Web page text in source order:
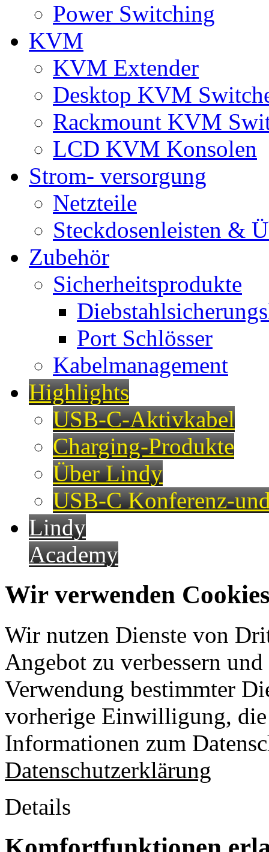
Power Switching
KVM
KVM Extender
Desktop KVM
Rackmount KVM
LCD KVM Konsolen
Strom- versorgung
Netzteile
Steckdosenleisten &
Zubehör
Sicherheitsprodukte
Port Schlösser
Kabelmanagement
Highlights
USB-C-Aktivkabel
Charging-Produkte
Über Lindy
USB-C Konferenz-
Lindy
Academy
Wir verwenden
Wir nutzen Dienste von
Angebot zu verbessern
Verwendung bestimmter
vorherige Einwilligung,
Informationen zum
Datenschutzerklärung
Details